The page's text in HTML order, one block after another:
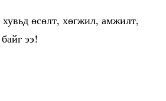
өсөлт, хөгжил, амжилт,
ээ!